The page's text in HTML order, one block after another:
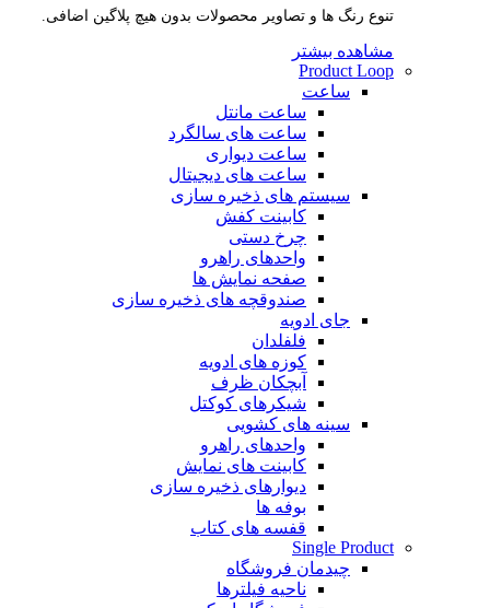
تنوع رنگ ها و تصاویر محصولات بدون هیچ پلاگین اضافی.
مشاهده بیشتر
Product Loop
ساعت
ساعت مانتل
ساعت های سالگرد
ساعت دیواری
ساعت های دیجیتال
سیستم های ذخیره سازی
کابینت کفش
چرخ دستی
واحدهای راهرو
صفحه نمایش ها
صندوقچه های ذخیره سازی
جای ادویه
فلفلدان
کوزه های ادویه
آبچکان ظرف
شیکرهای کوکتل
سینه های کشویی
واحدهای راهرو
کابینت های نمایش
دیوارهای ذخیره سازی
بوفه ها
قفسه های کتاب
Single Product
چیدمان فروشگاه
ناحیه فیلترها